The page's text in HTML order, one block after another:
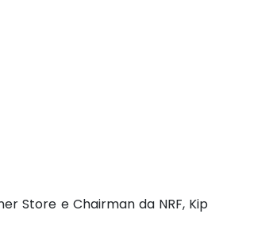
Store e Chairman da NRF, Kip